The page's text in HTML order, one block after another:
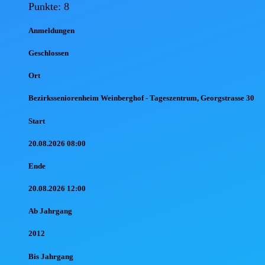
Punkte: 8
Anmeldungen
Geschlossen
Ort
Bezirksseniorenheim Weinberghof - Tageszentrum, Georgstrasse 30
Start
20.08.2026 08:00
Ende
20.08.2026 12:00
Ab Jahrgang
2012
Bis Jahrgang